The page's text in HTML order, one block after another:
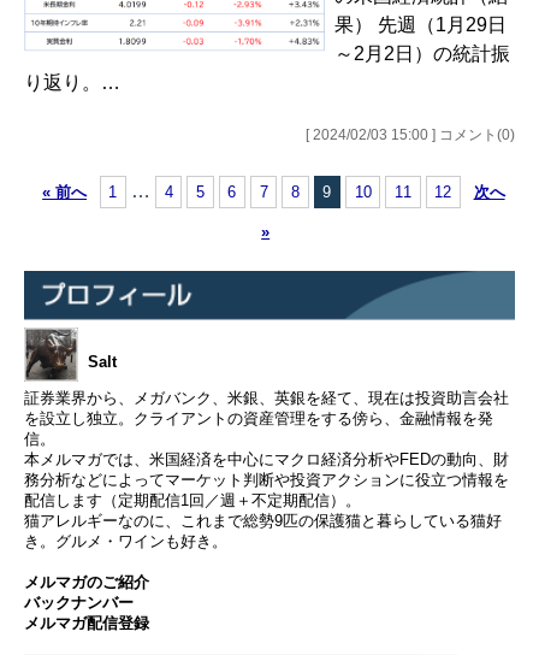
果） 先週（1月29日
～2月2日）の統計振
り返り。…
[ 2024/02/03 15:00 ] コメント(0)
« 前へ 1 … 4 5 6 7 8 9 10 11 12 次へ
»
Salt
証券業界から、メガバンク、米銀、英銀を経て、現在は投資助言会社
を設立し独立。クライアントの資産管理をする傍ら、金融情報を発
信。
本メルマガでは、米国経済を中心にマクロ経済分析やFEDの動向、財
務分析などによってマーケット判断や投資アクションに役立つ情報を
配信します（定期配信1回／週＋不定期配信）。
猫アレルギーなのに、これまで総勢9匹の保護猫と暮らしている猫好
き。グルメ・ワインも好き。
メルマガのご紹介
バックナンバー
メルマガ配信登録